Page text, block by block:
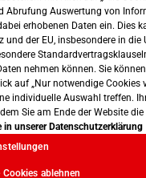
Abrufung Auswertung von
erhobenen Daten ein. Dies
der EU, insbesondere in die
nehmen können. Sie
auf „Nur notwendige Cookies
individuelle Auswahl treffen.
Sie am Ende der Website die
in unserer Datenschutzerklärung
ablehnen